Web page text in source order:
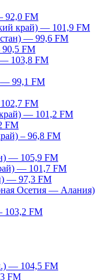
92,0 FM
край) — 101,9 FM
— 99,6 FM
FM
— 103,8 FM
— 99,1 FM
FM
— 101,2 FM
FM
– 96,8 FM
— 105,9 FM
— 101,7 FM
— 97,3 FM
Осетия — Алания)
103,2 FM
— 104,5 FM
FM